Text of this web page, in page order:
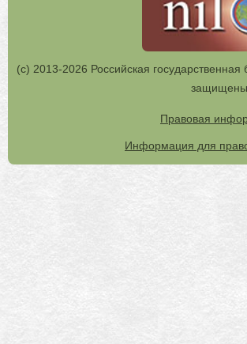
(с) 2013-2026 Российская
защищены.
Правовая
Информация для